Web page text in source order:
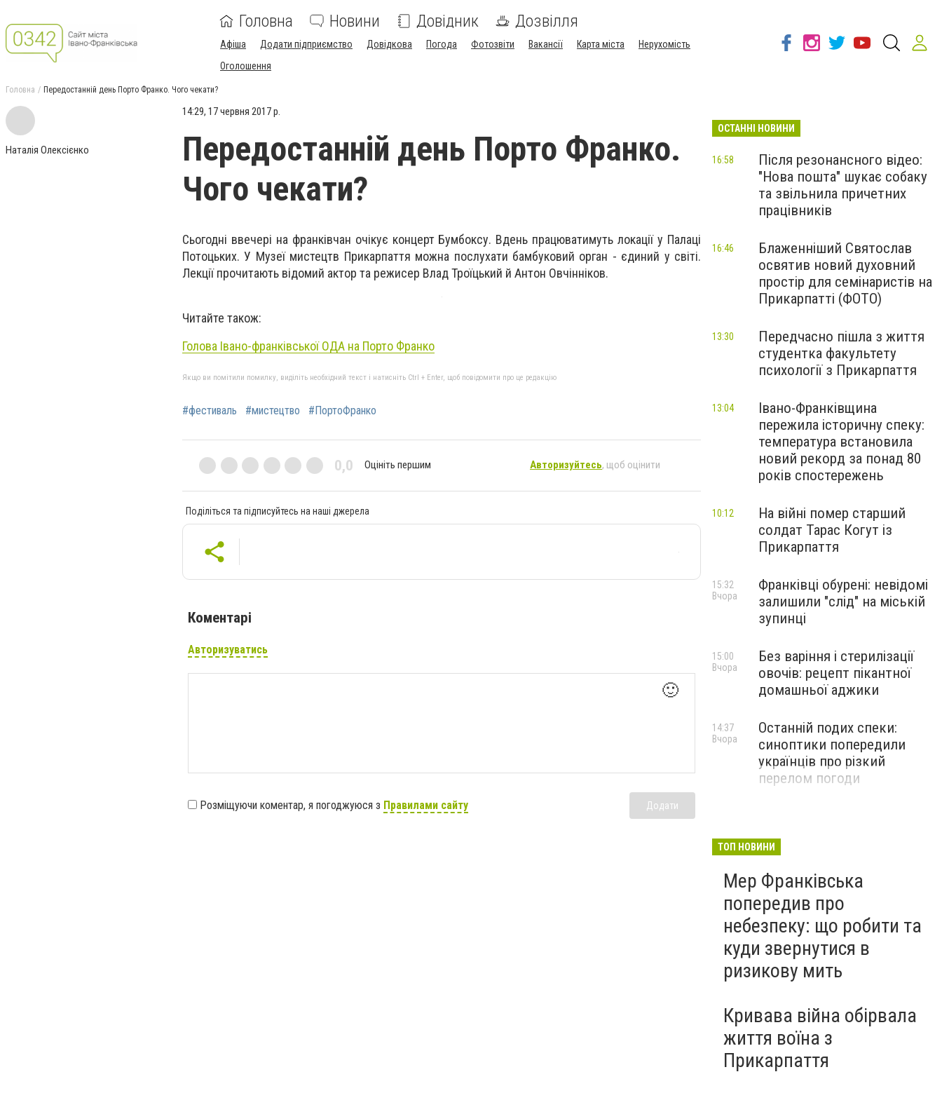
Головна Новини Довідник Дозвілля
Афіша Додати підприємство Довідкова Погода Фотозвіти Вакансії Карта міста
Нерухомість
Оголошення
Головна Передостанній день Порто Франко. Чого чекати?
Наталія Олексієнко
14:29, 17 червня 2017 р.
Передостанній день Порто Франко.
Чого чекати?
Сьогодні ввечері на франківчан очікує концерт Бумбоксу. Вдень працюватимуть локації у Палаці
Потоцьких. У Музеї мистецтв Прикарпаття можна послухати бамбуковий орган - єдиний у світі.
Лекції прочитають відомий актор та режисер Влад Троїцький й Антон Овчінніков.
Читайте також:
Голова Івано-франківської ОДА на Порто Франко
Якщо ви помітили помилку, виділіть необхідний текст і натисніть Ctrl + Enter, щоб повідомити про це редакцію
#фестиваль #мистецтво #ПортоФранко
0,0 Оцініть першим Авторизуйтесь, щоб оцінити
Поділіться та підписуйтесь на наші джерела
Коментарі
Авторизуватись
🙂
Розміщуючи коментар, я погоджуюся з Правилами сайту Додати
ОСТАННІ НОВИНИ
Після резонансного відео:
"Нова пошта" шукає собаку
та звільнила причетних
працівників
16:58
Блаженніший Святослав
освятив новий духовний
простір для семінаристів на
Прикарпатті (ФОТО)
16:46
Передчасно пішла з життя
студентка факультету
психології з Прикарпаття
13:30
Івано-Франківщина
пережила історичну спеку:
температура встановила
новий рекорд за понад 80
років спостережень
13:04
На війні помер старший
солдат Тарас Когут із
Прикарпаття
10:12
Франківці обурені: невідомі
залишили "слід" на міській
зупинці
15:32
Вчора
Без варіння і стерилізації
овочів: рецепт пікантної
домашньої аджики
15:00
Вчора
Останній подих спеки:
синоптики попередили
українців про різкий
перелом погоди
14:37
Вчора
ТОП НОВИНИ
Мер Франківська
попередив про
небезпеку: що робити та
куди звернутися в
ризикову мить
Кривава війна обірвала
життя воїна з
Прикарпаття